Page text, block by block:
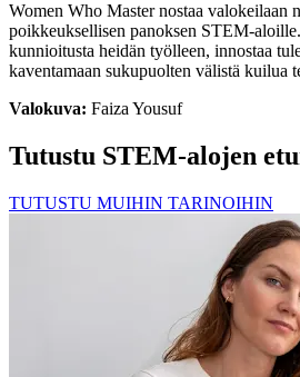
Women Who Master nostaa valokeilaan
poikkeuksellisen panoksen STEM-
kunnioitusta heidän työlleen, innostaa
kaventamaan sukupuolten välistä kuilua
Valokuva: Faiza Yousuf
Tutustu STEM-alojen
TUTUSTU MUIHIN TARINOIHIN